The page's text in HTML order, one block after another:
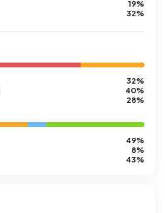
19%
32%
32%
40%
28%
49%
8%
43%